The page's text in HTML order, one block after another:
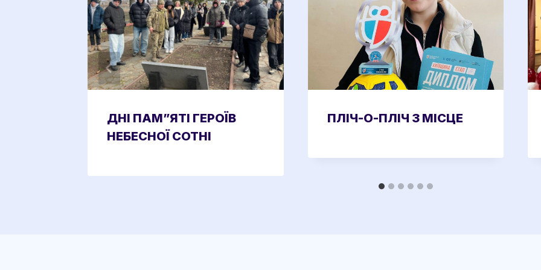
ДНІ ПАМ”ЯТІ ГЕРОЇВ
НЕБЕСНОЇ СОТНІ
ПЛІЧ-О-ПЛІЧ 3 МІСЦЕ